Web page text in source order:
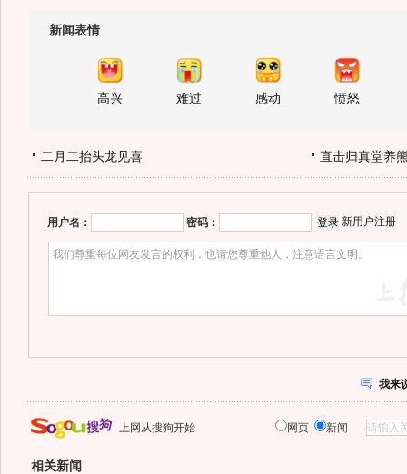
新闻表情
高兴 难过 感动 愤怒
二月二抬头龙见喜 直击归真堂养
用户名： 密码： 新用户注册
我来
上网从搜狗开始 网页 新闻
相关新闻